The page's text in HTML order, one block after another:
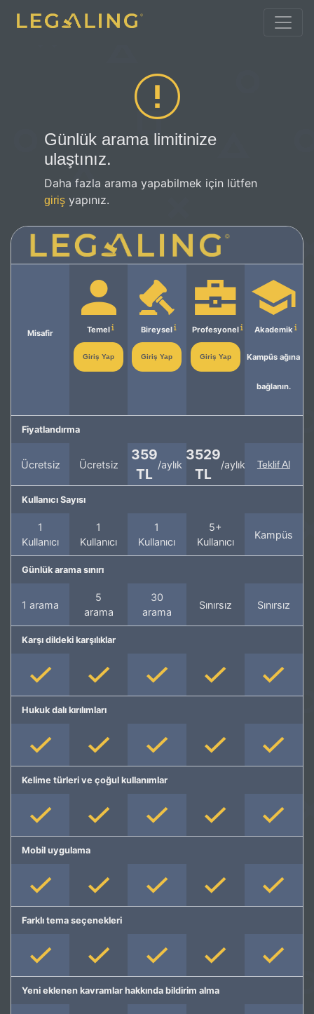
Günlük arama limitinize
ulaştınız.
Daha fazla arama yapabilmek için lütfen
giriş yapınız.
Misafir Temel
Giriş Yap
Bireysel
Giriş Yap
Profesyonel
Giriş Yap
Akademik
Kampüs ağına
bağlanın.
Fiyatlandırma
Ücretsiz Ücretsiz
359
TL
/aylık
3529
TL
/aylık Teklif Al
Kullanıcı Sayısı
1
Kullanıcı
1
Kullanıcı
1
Kullanıcı
5+
Kullanıcı
Kampüs
Günlük arama sınırı
1 arama
5
arama
30
arama
Sınırsız Sınırsız
Karşı dildeki karşılıklar
Hukuk dalı kırılımları
Kelime türleri ve çoğul kullanımlar
Mobil uygulama
Farklı tema seçenekleri
Yeni eklenen kavramlar hakkında bildirim alma